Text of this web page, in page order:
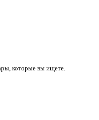
которые вы ищете.